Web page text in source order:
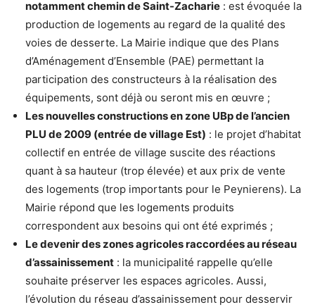
notamment chemin de Saint-Zacharie : est évoquée la
production de logements au regard de la qualité des
voies de desserte. La Mairie indique que des Plans
d’Aménagement d’Ensemble (PAE) permettant la
participation des constructeurs à la réalisation des
équipements, sont déjà ou seront mis en œuvre ;
Les nouvelles constructions en zone UBp de l’ancien
PLU de 2009 (entrée de village Est) : le projet d’habitat
collectif en entrée de village suscite des réactions
quant à sa hauteur (trop élevée) et aux prix de vente
des logements (trop importants pour le Peynierens). La
Mairie répond que les logements produits
correspondent aux besoins qui ont été exprimés ;
Le devenir des zones agricoles raccordées au réseau
d’assainissement : la municipalité rappelle qu’elle
souhaite préserver les espaces agricoles. Aussi,
l’évolution du réseau d’assainissement pour desservir